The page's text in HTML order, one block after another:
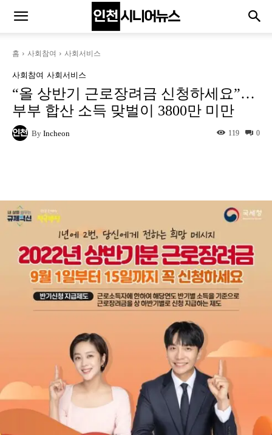
홈 사회참여 사회서비스
사회참여 사회서비스
“올 상반기 근로장려금 신청하세요”…
부부 합산 소득 맞벌이 3800만 미만
By Incheon 0
119